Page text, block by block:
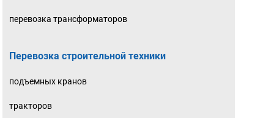
перевозка трансформаторов
Перевозка строительной техники
подъемных кранов
тракторов